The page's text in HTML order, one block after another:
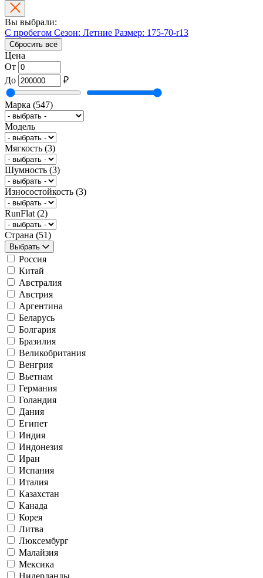
Вы выбрали:
С пробегом Сезон: Летние Размер: 175-70-r13
Сбросить всё
Цена
От
До
₽
Марка (547)
Модель
Мягкость (3)
Шумность (3)
Износостойкость (3)
RunFlat (2)
Страна (51)
Выбрать
Россия
Китай
Австралия
Австрия
Аргентина
Беларусь
Болгария
Бразилия
Великобритания
Венгрия
Вьетнам
Германия
Голандия
Дания
Египет
Индия
Индонезия
Иран
Испания
Италия
Казахстан
Канада
Корея
Литва
Люксембург
Малайзия
Мексика
Нидерланды